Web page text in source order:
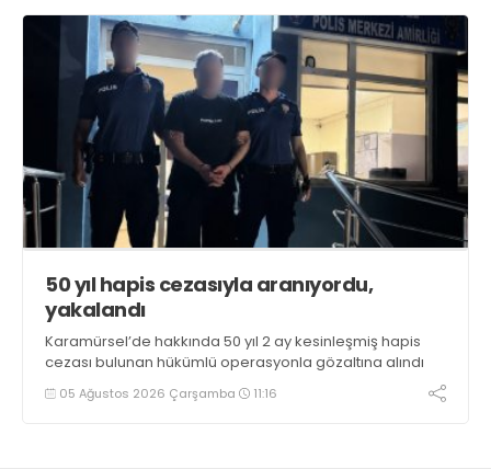
50 yıl hapis cezasıyla aranıyordu,
yakalandı
Karamürsel’de hakkında 50 yıl 2 ay kesinleşmiş hapis
cezası bulunan hükümlü operasyonla gözaltına alındı
05 Ağustos 2026 Çarşamba 11:16